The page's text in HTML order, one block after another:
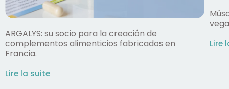
ARGALYS: su socio para la creación de
complementos alimenticios fabricados en